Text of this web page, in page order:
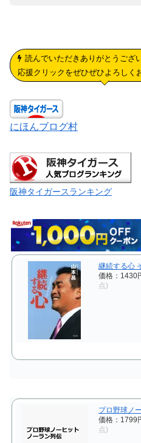
読んでいただきありがとうござ
応援クリックをぜひぜひよろしく
にほんブログ村
阪神タイガースランキング
継続する心
価格：1430
点)
プロ野球ノ
価格：1799
点)